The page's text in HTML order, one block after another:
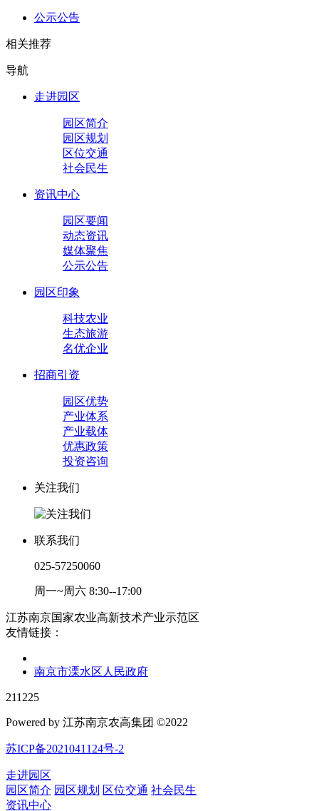
公示公告
相关推荐
导航
走进园区
园区简介
园区规划
区位交通
社会民生
资讯中心
园区要闻
动态资讯
媒体聚焦
公示公告
园区印象
科技农业
生态旅游
名优企业
招商引资
园区优势
产业体系
产业载体
优惠政策
投资咨询
关注我们
联系我们
025-57250060
周一~周六 8:30--17:00
江苏南京国家农业高新技术产业示范区
友情链接：
南京市溧水区人民政府
211225
Powered by 江苏南京农高集团 ©2022
苏ICP备2021041124号-2
走进园区
园区简介 园区规划 区位交通 社会民生
资讯中心